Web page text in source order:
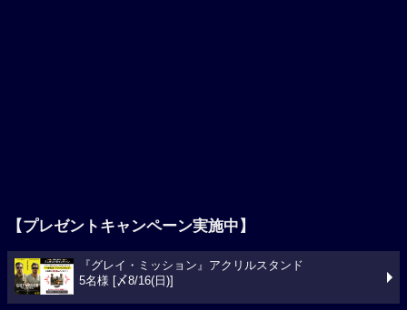
【プレゼントキャンペーン実施中】
『グレイ・ミッション』アクリルスタンド
5名様 [〆8/16(日)]